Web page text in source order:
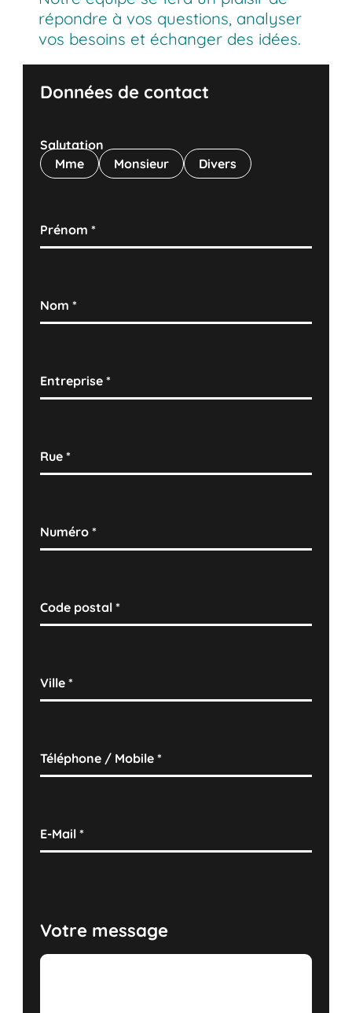
répondre à vos questions, analyser
vos besoins et échanger des idées.
Données de contact
Salutation
Mme
Monsieur Divers
Prénom*
Nom*
Entreprise*
Rue*
Numéro*
Code postal*
Ville*
Téléphone / Mobile*
E-Mail*
Votre message